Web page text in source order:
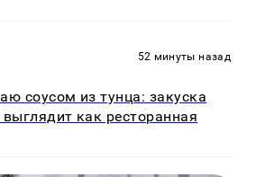
52 минуты назад
соусом из тунца: закуска
как ресторанная